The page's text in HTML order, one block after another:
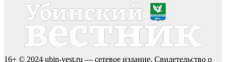
16+ © 2024 ubin-vest.ru — сетевое издание. Свидетельство о